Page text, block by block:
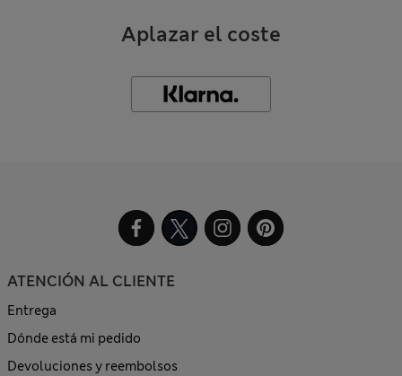
Aplazar el coste
ATENCIÓN AL CLIENTE
Entrega
Dónde está mi pedido
Devoluciones y reembolsos